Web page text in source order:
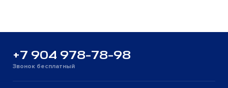
+7 904 978-78-98
Звонок бесплатный